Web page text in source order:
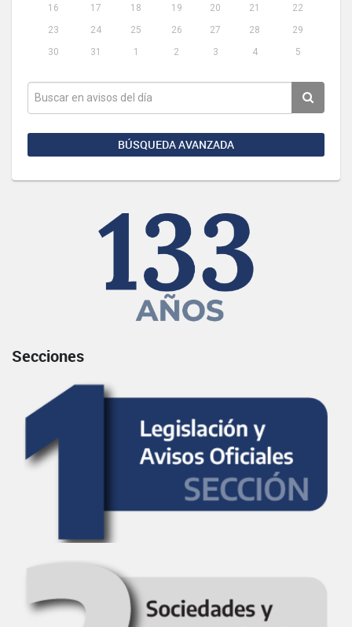
16
17 18 19 20 21
22
23
24 25 26 27 28
29
30
31 1 2 3 4 5
BÚSQUEDA AVANZADA
Secciones